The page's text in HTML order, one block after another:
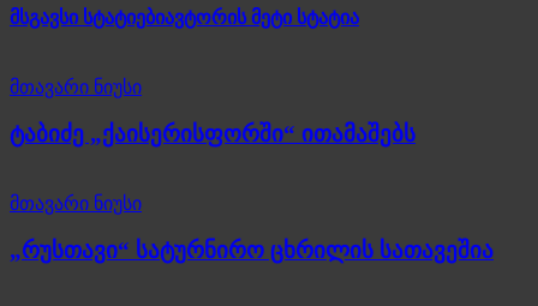
მსგავსი სტატიებიავტორის მეტი სტატია
მთავარი ნიუსი
ტაბიძე „ქაისერისფორში“ ითამაშებს
მთავარი ნიუსი
„რუსთავი“ სატურნირო ცხრილის სათავეშია